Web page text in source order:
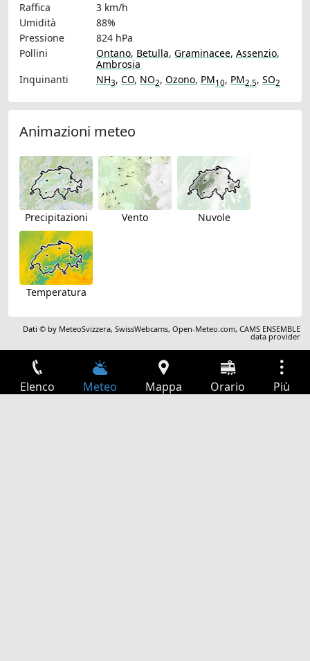
Raffica
3 km/h
Umidità
88%
Pressione
824 hPa
Pollini
Ontano, Betulla, Graminacee, Assenzio,
Ambrosia
Inquinanti
NH3, CO, NO2, Ozono, PM10, PM2.5, SO2
Animazioni meteo
Precipitazioni Vento Nuvole
Temperatura
Dati © by MeteoSvizzera,SwissWebcams,Open-Meteo.com,CAMS ENSEMBLE
data provider
Elenco Meteo Mappa Orario Più